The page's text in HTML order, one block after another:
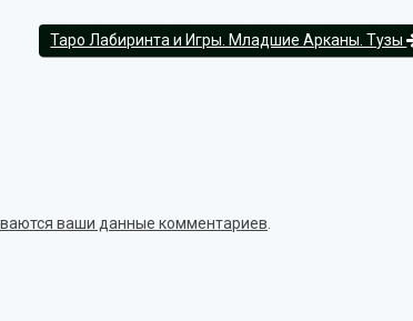
Таро Лабиринта и Игры. Младшие Арканы. Тузы
ваши данные комментариев